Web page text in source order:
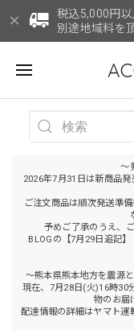
税込5,000円
別途地域料を
～
2026年7月31日は新商品
ご注文商品は順次発送準
予めご了承のうえ、
BLOGの【7月29日追記
～熊本県熊本地方を震源
現在、7月28日(火)16時30
物のお届
配達情報の詳細はヤマト運